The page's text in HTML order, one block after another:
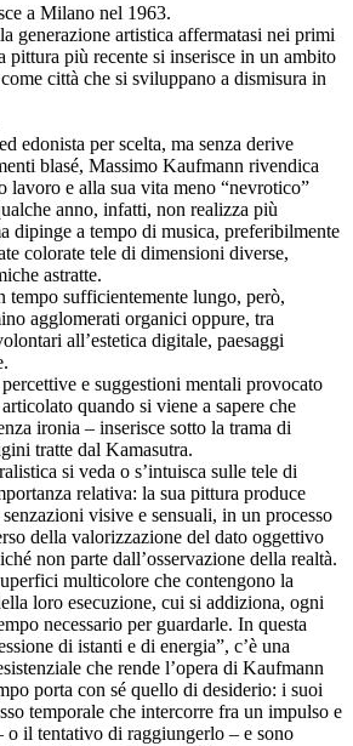
a Milano nel 1963.
generazione artistica affermatasi nei primi
pittura più recente si inserisce in un ambito
città che si sviluppano a dismisura in
edonista per scelta, ma senza derive
blasé, Massimo Kaufmann rivendica
lavoro e alla sua vita meno “nevrotico”
anno, infatti, non realizza più
dipinge a tempo di musica, preferibilmente
colorate tele di dimensioni diverse,
astratte.
tempo sufficientemente lungo, però,
agglomerati organici oppure, tra
all’estetica digitale, paesaggi
e suggestioni mentali provocato
quando si viene a sapere che
ironia – inserisce sotto la trama di
tratte dal Kamasutra.
si veda o s’intuisca sulle tele di
relativa: la sua pittura produce
visive e sensuali, in un processo
della valorizzazione del dato oggettivo
non parte dall’osservazione della realtà.
multicolore che contengono la
loro esecuzione, cui si addiziona, ogni
necessario per guardarle. In questa
di istanti e di energia”, c’è una
che rende l’opera di Kaufmann
porta con sé quello di desiderio: i suoi
temporale che intercorre fra un impulso e
o il tentativo di raggiungerlo – e sono